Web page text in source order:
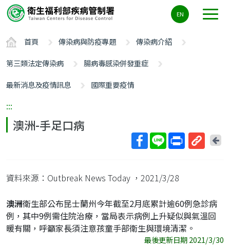
要
容
ALT+C
EN
首頁 傳染病與防疫專題
傳染病介紹
第三類法定傳染病
腸病毒感染併發重症
最新消息及疫情訊息
國際重要疫情
:::
澳洲-手足口病
址
回
資料來源：Outbreak News Today ，2021/3/28
澳洲衛生部公布昆士蘭州今年截至2月底累計逾60例急診病
例，其中9例需住院治療，當局表示病例上升疑似與氣溫回
暖有關，呼籲家長須注意孩童手部衛生與環境清潔。
最後更新日期 2021/3/30